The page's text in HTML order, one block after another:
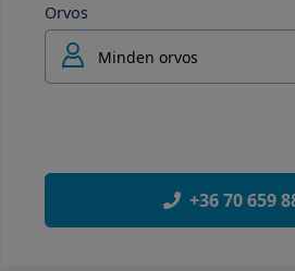
Orvos
Minden orvos
+36 70 659